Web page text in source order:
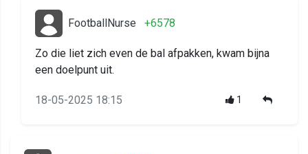
FootballNurse +6578
Zo die liet zich even de bal afpakken, kwam bijna
een doelpunt uit.
18-05-2025 18:15 1